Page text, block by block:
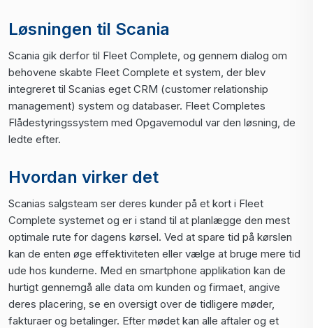
Løsningen til Scania
Scania gik derfor til Fleet Complete, og gennem dialog om
behovene skabte Fleet Complete et system, der blev
integreret til Scanias eget CRM (customer relationship
management) system og databaser. Fleet Completes
Flådestyringssystem med Opgavemodul var den løsning, de
ledte efter.
Hvordan virker det
Scanias salgsteam ser deres kunder på et kort i Fleet
Complete systemet og er i stand til at planlægge den mest
optimale rute for dagens kørsel. Ved at spare tid på kørslen
kan de enten øge effektiviteten eller vælge at bruge mere tid
ude hos kunderne. Med en smartphone applikation kan de
hurtigt gennemgå alle data om kunden og firmaet, angive
deres placering, se en oversigt over de tidligere møder,
fakturaer og betalinger. Efter mødet kan alle aftaler og et